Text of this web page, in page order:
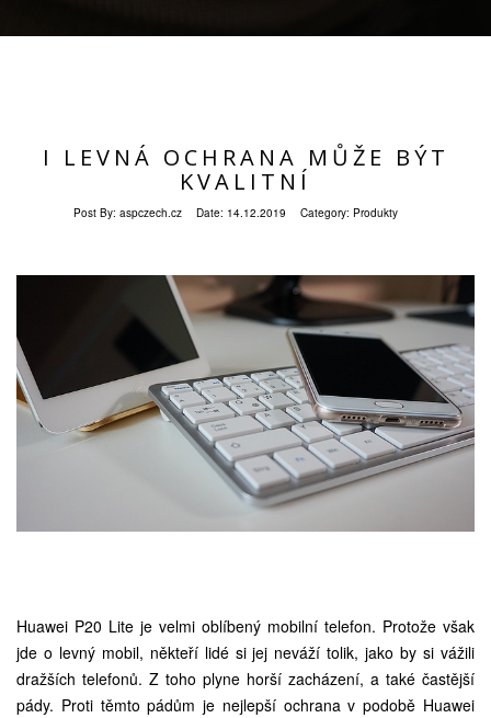
I LEVNÁ OCHRANA MŮŽE BÝT
KVALITNÍ
Post By: aspczech.cz Date: 14.12.2019 Category: Produkty
Huawei P20 Lite je velmi oblíbený mobilní telefon. Protože však
jde o levný mobil, někteří lidé si jej neváží tolik, jako by si vážili
dražších telefonů. Z toho plyne horší zacházení, a také častější
pády. Proti těmto pádům je nejlepší ochrana v podobě Huawei